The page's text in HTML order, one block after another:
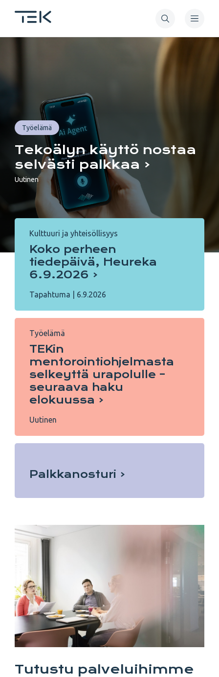
pääsisältöön
akateemiset
TEK
Työelämä
Tekoälyn käyttö nostaa
selvästi palkkaa
Uutinen
Kulttuuri ja yhteisöllisyys
Koko perheen
tiedepäivä, Heureka
6.9.2026
Tapahtuma 6.9.2026
Työelämä
TEKin
mentorointiohjelmasta
selkeyttä urapolulle –
seuraava haku
elokuussa
Uutinen
Palkkanosturi
Tutustu palveluihimme